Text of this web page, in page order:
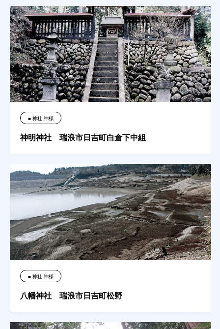
■ 神社 神様
神明神社 瑞浪市日吉町白倉下中組
■ 神社 神様
八幡神社 瑞浪市日吉町松野